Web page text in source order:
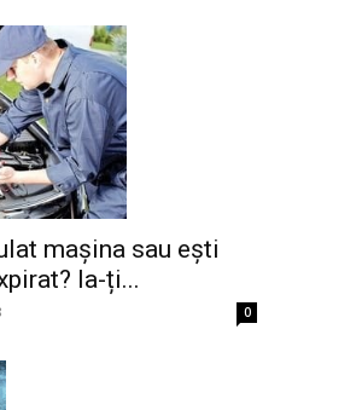
mașina sau ești
Ia-ți...
0